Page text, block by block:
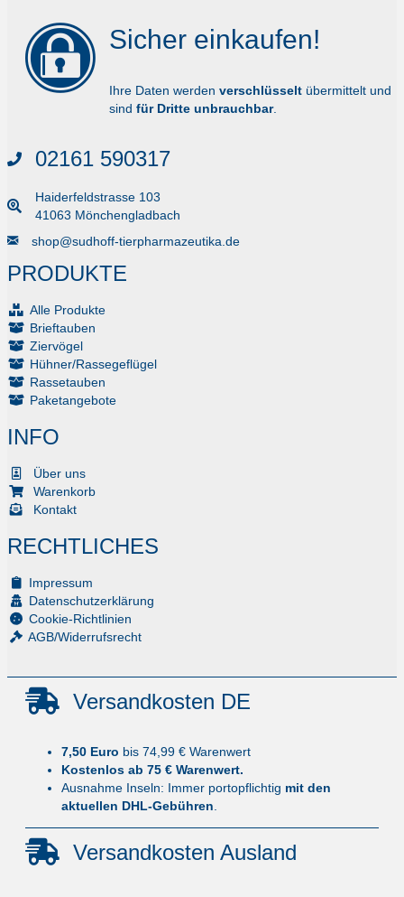
können
Produktseite
gewählt
Sicher einkaufen!
Ihre Daten werden verschlüsselt übermittelt und
sind für Dritte unbrauchbar.
02161 590317
Haiderfeldstrasse 103
41063 Mönchengladbach
Senden Sie uns eine E-Mail
shop@sudhoff-tierpharmazeutika.de
PRODUKTE
Alle Produkte
Brieftauben
Ziervögel
Hühner/Rassegeflügel
Rassetauben
Paketangebote
INFO
Über uns
Warenkorb
Kontakt
RECHTLICHES
Impressum
Datenschutzerklärung
Cookie-Richtlinien
AGB/Widerrufsrecht
Versandkosten DE
7,50 Euro bis 74,99 € Warenwert
Kostenlos ab 75 € Warenwert.
Ausnahme Inseln: Immer portopflichtig mit den
aktuellen DHL-Gebühren
Versandkosten Ausland